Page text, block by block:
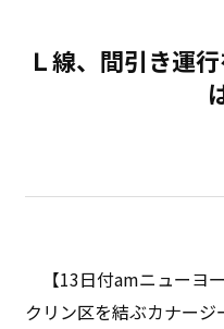
Ｌ線、間引き運
【13日付amニューヨ
クリン区を結ぶカナー